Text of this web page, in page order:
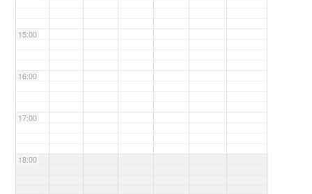
15:00
16:00
17:00
18:00